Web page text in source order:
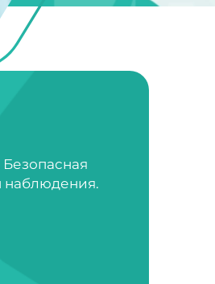
наблюдения.